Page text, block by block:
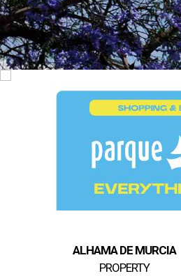
ALHAMA DE MURCIA
PROPERTY